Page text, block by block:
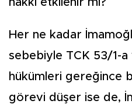
hakkı etkilenir mi?
Her ne kadar
sebebiyle TCK 53/1-a
hükümleri gereğince
görevi düşer ise de,